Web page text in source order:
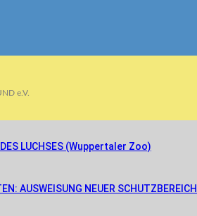
e.V.
DES LUCHSES (Wuppertaler Zoo)
AUSWEISUNG NEUER